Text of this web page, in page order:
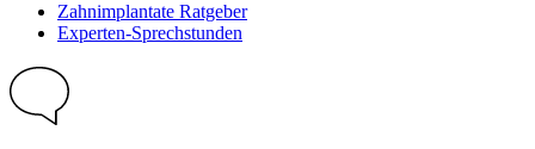
Zahnimplantate Ratgeber
Experten-Sprechstunden